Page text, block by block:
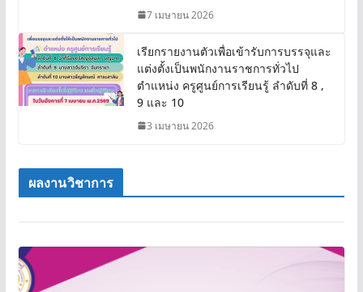
7 เมษายน 2026
เรียกรายงานตัวเพื่อเข้ารับการบรรจุและ
แต่งตั้งเป็นพนักงานราชการทั่วไป
ตำแหน่ง ครูศูนย์การเรียนรู้ ลำดับที่ 8 ,
9 และ 10
3 เมษายน 2026
ผลงานวิชาการ